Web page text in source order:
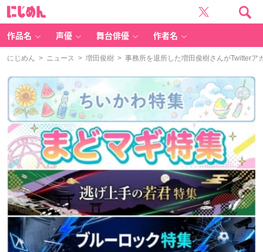
作品名 声優 舞台俳優 作者名
にじめん > ニュース > 増田俊樹 > 事務所を退所した増田俊樹さんがTwitterア